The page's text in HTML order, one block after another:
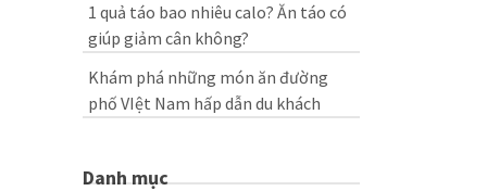
1 quả táo bao nhiêu calo? Ăn táo có
giúp giảm cân không?
Khám phá những món ăn đường
phố VIệt Nam hấp dẫn du khách
Danh mục